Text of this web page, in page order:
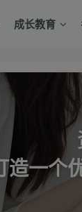
成长教育
造一个